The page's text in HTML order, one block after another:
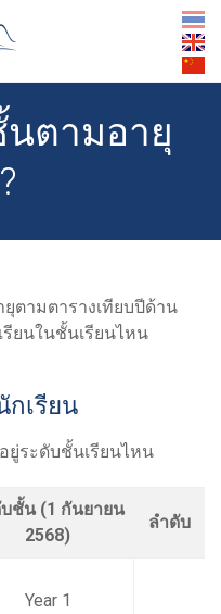
th
en
cn
นตามอายุ
ยุตามตารางเทียบปีด้าน
รียนในชั้นเรียนไหน
กเรียน
ยู่ระดับชั้นเรียนไหน
ชั้น (1 กันยายน
2568)
ลำดับ
Year 1